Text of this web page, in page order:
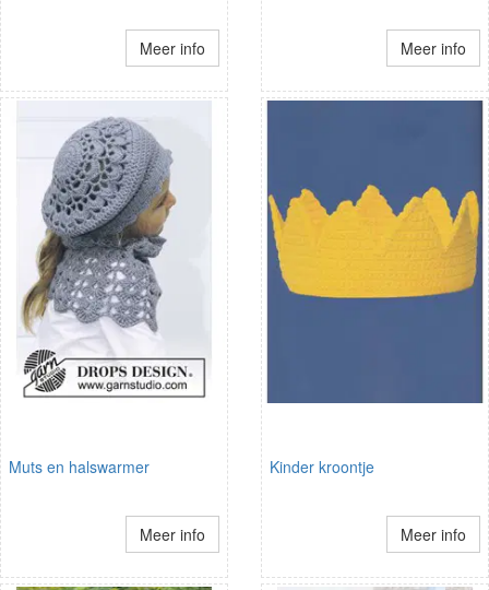
Meer info Meer info
Muts en halswarmer
Meer info
Kinder kroontje
Meer info